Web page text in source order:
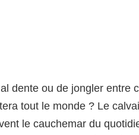
dente ou de jongler entre
tout le monde ? Le
le cauchemar du